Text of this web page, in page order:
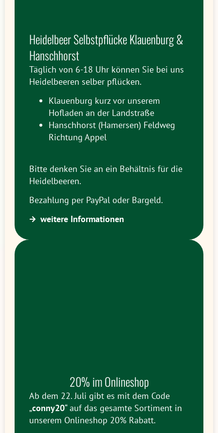
Heidelbeer Selbstpflücke Klauenburg &
Hanschhorst
Täglich von 6-18 Uhr können Sie bei uns
Heidelbeeren selber pflücken.
Klauenburg kurz vor unserem
Hofladen an der Landstraße
Hanschhorst (Hamersen) Feldweg
Richtung Appel
Bitte denken Sie an ein Behältnis für die
Heidelbeeren.
Bezahlung per PayPal oder Bargeld.
weitere Informationen
20% im Onlineshop
Ab dem 22. Juli gibt es mit dem Code
„conny20“ auf das gesamte Sortiment in
unserem Onlineshop 20% Rabatt.